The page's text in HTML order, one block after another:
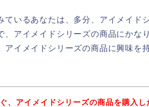
ているあなたは、多分、アイメイド
、アイメイドシリーズの商品にかな
アイメイドシリーズの商品に興味を
、アイメイドシリーズの商品を購入し